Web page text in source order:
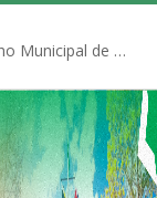
Políticas Municipais aprovadas pelo Conselho Municipal de Educação (CME)